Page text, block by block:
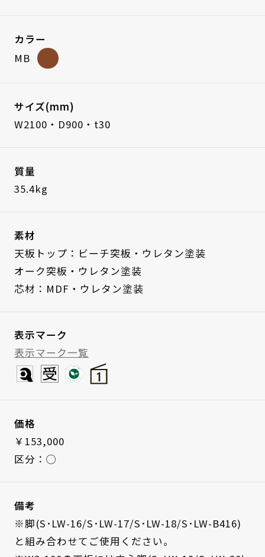
カラー
MB
サイズ(mm)
W2100・D900・t30
質量
35.4kg
素材
天板トップ：ビーチ突板・ウレタン塗装
オーク突板・ウレタン塗装
芯材：MDF・ウレタン塗装
表示マーク
表示マーク一覧
価格
￥153,000
区分：◯
備考
※脚(S･LW-16/S･LW-17/S･LW-18/S･LW-B416)
と組み合わせてご使用ください。